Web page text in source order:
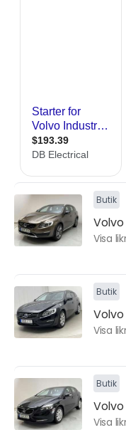
Butik
Volvo
Visa
Butik
Volvo
Visa
Butik
Volvo
Visa